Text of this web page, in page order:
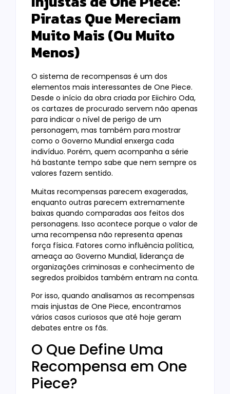
Piratas Que Mereciam
Muito Mais (Ou Muito
Menos)
O sistema de recompensas é um dos
elementos mais interessantes de One Piece.
Desde o início da obra criada por Eiichiro Oda,
os cartazes de procurado servem não apenas
para indicar o nível de perigo de um
personagem, mas também para mostrar
como o Governo Mundial enxerga cada
indivíduo. Porém, quem acompanha a série
há bastante tempo sabe que nem sempre os
valores fazem sentido.
Muitas recompensas parecem exageradas,
enquanto outras parecem extremamente
baixas quando comparadas aos feitos dos
personagens. Isso acontece porque o valor de
uma recompensa não representa apenas
força física. Fatores como influência política,
ameaça ao Governo Mundial, liderança de
organizações criminosas e conhecimento de
segredos proibidos também entram na conta.
Por isso, quando analisamos as recompensas
mais injustas de One Piece, encontramos
vários casos curiosos que até hoje geram
debates entre os fãs.
O Que Define Uma
Recompensa em One
Piece?